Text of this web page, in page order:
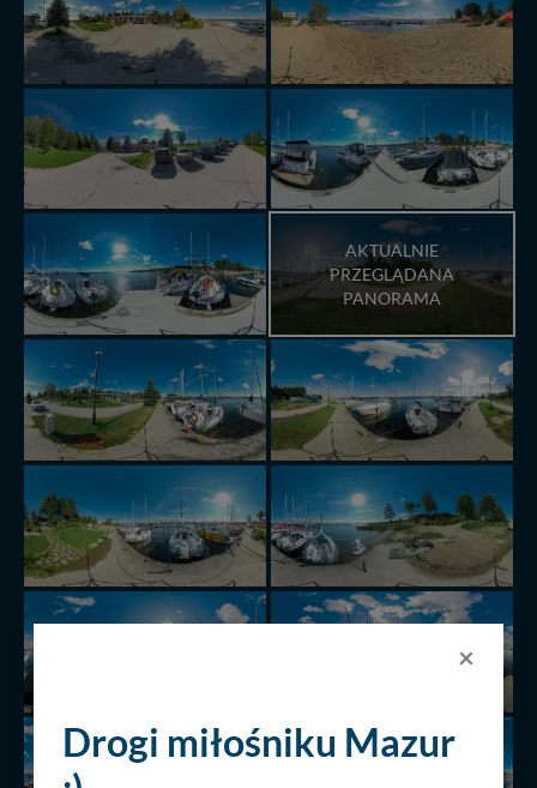
AKTUALNIE
PRZEGLĄDANA
PANORAMA
×
Drogi miłośniku Mazur